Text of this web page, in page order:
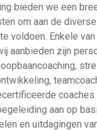
bieden we een
om aan de
voldoen. Enkele
aanbieden zijn
coaches
aan op
en uitdagingen